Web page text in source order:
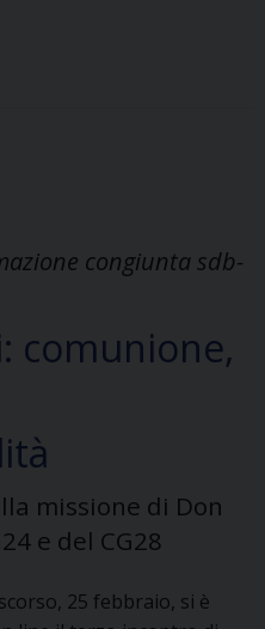
congiunta sdb-
comunione,
missione di Don
e del CG28
25 febbraio, si è